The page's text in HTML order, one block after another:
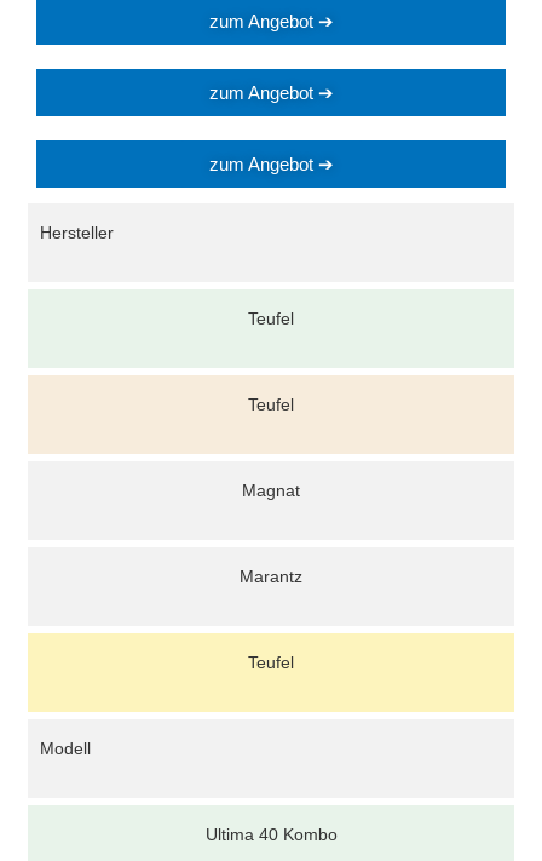
zum Angebot ➔
zum Angebot ➔
zum Angebot ➔
Hersteller
Teufel
Teufel
Magnat
Marantz
Teufel
Modell
Ultima 40 Kombo